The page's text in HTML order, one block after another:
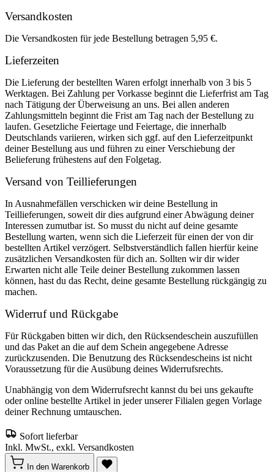
Versandkosten
Die Versandkosten für jede Bestellung betragen 5,95 €.
Lieferzeiten
Die Lieferung der bestellten Waren erfolgt innerhalb von 3 bis 5
Werktagen. Bei Zahlung per Vorkasse beginnt die Lieferfrist am Tag
nach Tätigung der Überweisung an uns. Bei allen anderen
Zahlungsmitteln beginnt die Frist am Tag nach der Bestellung zu
laufen. Gesetzliche Feiertage und Feiertage, die innerhalb
Deutschlands variieren, wirken sich ggf. auf den Lieferzeitpunkt
deiner Bestellung aus und führen zu einer Verschiebung der
Belieferung frühestens auf den Folgetag.
Versand von Teillieferungen
In Ausnahmefällen verschicken wir deine Bestellung in
Teillieferungen, soweit dir dies aufgrund einer Abwägung deiner
Interessen zumutbar ist. So musst du nicht auf deine gesamte
Bestellung warten, wenn sich die Lieferzeit für einen der von dir
bestellten Artikel verzögert. Selbstverständlich fallen hierfür keine
zusätzlichen Versandkosten für dich an. Sollten wir dir wider
Erwarten nicht alle Teile deiner Bestellung zukommen lassen
können, hast du das Recht, deine gesamte Bestellung rückgängig zu
machen.
Widerruf und Rückgabe
Für Rückgaben bitten wir dich, den Rücksendeschein auszufüllen
und das Paket an die auf dem Schein angegebene Adresse
zurückzusenden. Die Benutzung des Rücksendescheins ist nicht
Voraussetzung für die Ausübung deines Widerrufsrechts.
Unabhängig von dem Widerrufsrecht kannst du bei uns gekaufte
oder online bestellte Artikel in jeder unserer Filialen gegen Vorlage
deiner Rechnung umtauschen.
Sofort lieferbar
Inkl. MwSt., exkl. Versandkosten
In den Warenkorb